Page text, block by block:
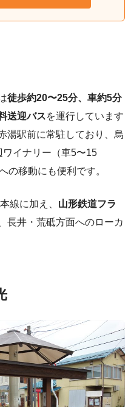
徒歩約20〜25分、車約5分
送迎バスを運行しています
湯駅前に常駐しており、烏
イナリー（車5〜15
の移動にも便利です。
線に加え、 山形鉄道フラ
長井・荒砥方面へのローカ